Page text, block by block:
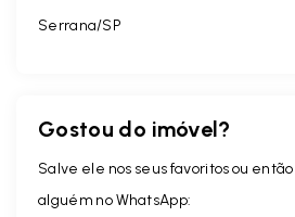
Serrana/SP
Gostou do imóvel?
Salve ele nos seus favoritos ou
alguém no WhatsApp: